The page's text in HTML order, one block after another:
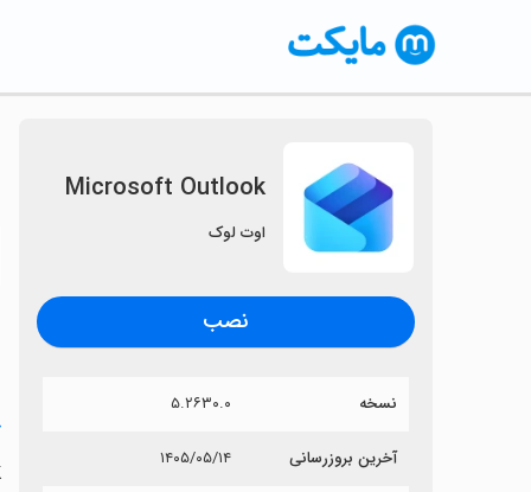
Microsoft Outlook
اوت لوک
نصب
نسخه ۵.۲۶۳۰.۰
آخرین بروزرسانی ۱۴۰۵/۰۵/۱۴